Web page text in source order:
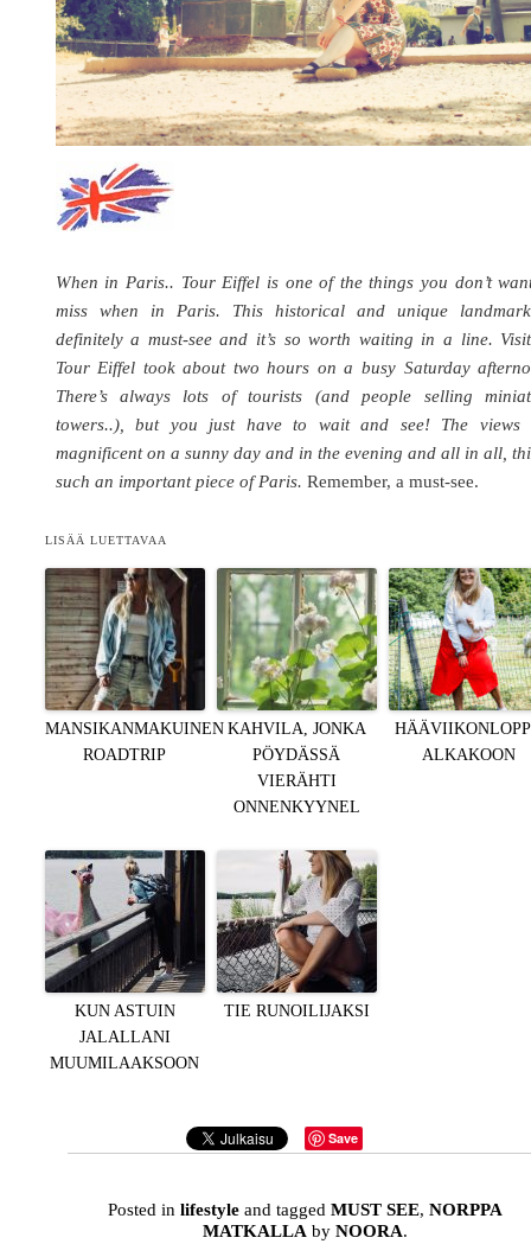
When in Paris.. Tour Eiffel is one of the things you don’t
miss when in Paris. This historical and unique
definitely a must-see and it’s so worth waiting in a line.
Tour Eiffel took about two hours on a busy Saturday
There’s always lots of tourists (and people selling
towers..), but you just have to wait and see! The views
magnificent on a sunny day and in the evening and all in all,
such an important piece of Paris. Remember, a must-see.
LISÄÄ LUETTAVAA
MANSIKANMAKUINEN
ROADTRIP
KAHVILA, JONKA
PÖYDÄSSÄ
VIERÄHTI
ONNENKYYNEL
ALKAKOON
KUN ASTUIN
JALALLANI
MUUMILAAKSOON
TIE RUNOILIJAKSI
Save
Posted in lifestyleand tagged MUST SEE, NORPPA
MATKALLA by NOORA.